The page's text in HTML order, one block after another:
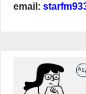
email: